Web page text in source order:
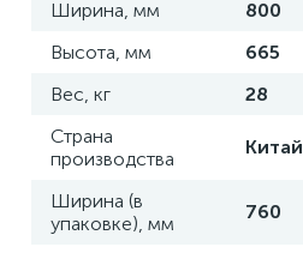
Ширина, мм
800
Высота, мм
665
Вес, кг
28
Страна
производства
Китай
Ширина (в
упаковке), мм
760